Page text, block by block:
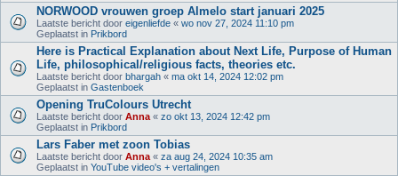
NORWOOD vrouwen groep Almelo start januari 2025
Laatste bericht door eigenliefde « wo nov 27, 2024 11:10 pm
Geplaatst in Prikbord
Here is Practical Explanation about Next Life, Purpose of Human
Life, philosophical/religious facts, theories etc.
Laatste bericht door bhargah « ma okt 14, 2024 12:02 pm
Geplaatst in Gastenboek
Opening TruColours Utrecht
Laatste bericht door Anna « zo okt 13, 2024 12:42 pm
Geplaatst in Prikbord
Lars Faber met zoon Tobias
Laatste bericht door Anna « za aug 24, 2024 10:35 am
Geplaatst in YouTube video's + vertalingen